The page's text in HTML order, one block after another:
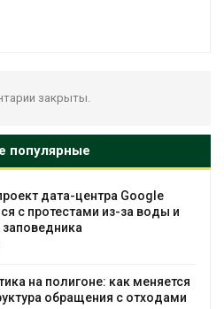
закрыты.
популярные
дата-центра Google
с протестами из-за воды и
заповедника
на полигоне: как меняется
обращения с отходами